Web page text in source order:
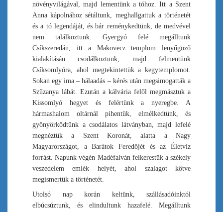
növényvilágával, majd lementünk a tóhoz. Itt a Szent
Anna kápolnához sétáltunk, meghallgattuk a történetét
és a tó legendáját, és bár reménykedtünk, de medvével
nem találkoztunk. Gyergyó felé megálltunk
Csíkszeredán, itt a Makovecz templom lenyűgöző
kialakításán csodálkoztunk, majd felmentünk
Csíksomlyóra, ahol megtekintettük a kegytemplomot.
Sokan egy ima – hálaadás – kérés után megsimogatták a
Szűzanya lábát. Ezután a kálvária felől megmásztuk a
Kissomlyó hegyet és felértünk a nyeregbe. A
hármashalom oltárnál pihentük, elmélkedtünk, és
gyönyörködtünk a csodálatos látványban, majd lefelé
megnéztük a Szent Koronát, alatta a Nagy
Magyarországot, a Barátok Feredőjét és az Életvíz
forrást. Napunk végén Madéfalván felkerestük a székely
veszedelem emlék helyét, ahol szalagot kötve
megismertük a történetét.
Utolsó nap korán keltünk, szállásadóinktól
elbúcsúztunk, és elindultunk hazafelé. Megálltunk